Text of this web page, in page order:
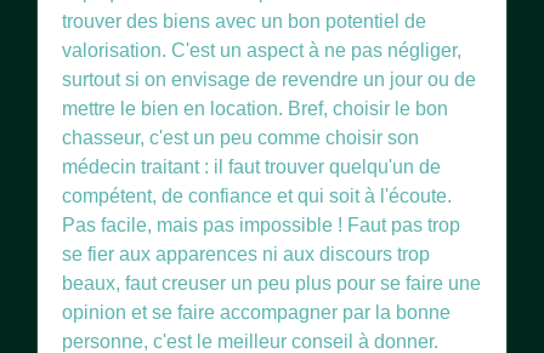
trouver des biens avec un bon potentiel de
valorisation. C'est un aspect à ne pas négliger,
surtout si on envisage de revendre un jour ou de
mettre le bien en location. Bref, choisir le bon
chasseur, c'est un peu comme choisir son
médecin traitant : il faut trouver quelqu'un de
compétent, de confiance et qui soit à l'écoute.
Pas facile, mais pas impossible ! Faut pas trop
se fier aux apparences ni aux discours trop
beaux, faut creuser un peu plus pour se faire une
opinion et se faire accompagner par la bonne
personne, c'est le meilleur conseil à donner.